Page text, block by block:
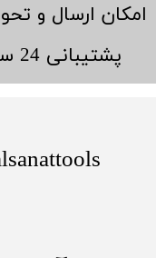
​امکان ارسال و
​پشتیبانی 24 ساعته در هفت روز هفته